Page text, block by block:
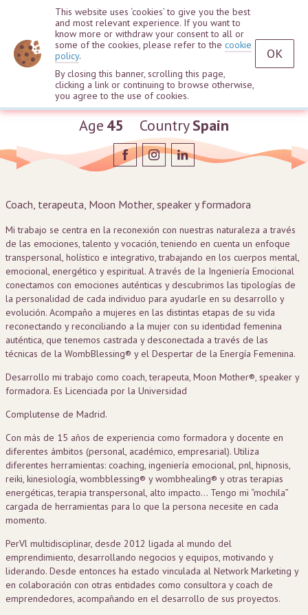
Sandra Caba
Age 45 CountrySpain
Coach, terapeuta, Moon Mother, speaker y formadora
Mi trabajo se centra en la reconexión con nuestras naturaleza a través
de las emociones, talento y vocación, teniendo en cuenta un enfoque
transpersonal, holístico e integrativo, trabajando en los cuerpos mental,
emocional, energético y espiritual. A través de la Ingeniería Emocional
conectamos con emociones auténticas y descubrimos las tipologías de
la personalidad de cada individuo para ayudarle en su desarrollo y
evolución. Acompaño a mujeres en las distintas etapas de su vida
reconectando y reconciliando a la mujer con su identidad femenina
auténtica, que tenemos castrada y desconectada a través de las
técnicas de la WombBlessing® y el Despertar de la Energía Femenina.
Desarrollo mi trabajo como coach, terapeuta, Moon Mother®, speaker y
formadora. Es Licenciada por la Universidad
Complutense de Madrid.
Con más de 15 años de experiencia como formadora y docente en
diferentes ámbitos (personal, académico, empresarial). Utiliza
diferentes herramientas: coaching, ingeniería emocional, pnl, hipnosis,
reiki, kinesiología, wombblessing® y wombhealing® y otras terapias
energéticas, terapia transpersonal, alto impacto... Tengo mi “mochila”
cargada de herramientas para lo que la persona necesite en cada
momento.
PerVl multidisciplinar, desde 2012 ligada al mundo del
emprendimiento, desarrollando negocios y equipos, motivando y
liderando. Desde entonces ha estado vinculada al Network Marketing y
en colaboración con otras entidades como consultora y coach de
emprendedores, acompañando en el desarrollo de sus proyectos.
This website uses ‘cookies’ to give you the best
and most relevant experience. If you want to
know more or withdraw your consent to all or
some of the cookies, please refer to the cookie
policy.
By closing this banner, scrolling this page,
clicking a link or continuing to browse otherwise,
you agree to the use of cookies.
OK